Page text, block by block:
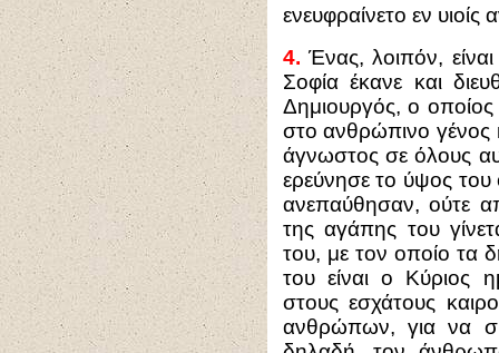
ενευφραίνετο εν
4. Ένας, λοιπόν,
Σοφία έκανε και
Δημιουργός, ο
στο ανθρώπινο γένος
άγνωστος σε όλους
ερεύνησε το ύψος του
ανεπαύθησαν, ούτε
της αγάπης του
του, με τον οποίο τα
του είναι ο Κύριος
στους εσχάτους
ανθρώπων, για να